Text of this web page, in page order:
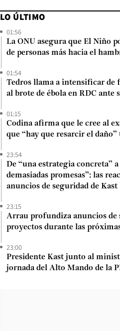
LO ÚLTIMO
01:56
La ONU asegura que El Niño
de personas más hacia el
01:54
Tedros llama a intensificar de
al brote de ébola en RDC ante
01:15
Codina afirma que le cree al
que “hay que resarcir el
23:54
De “una estrategia concreta”
demasiadas promesas”: las
anuncios de seguridad de Kast
23:15
Arrau profundiza anuncios de
proyectos durante las
23:00
Presidente Kast junto al
jornada del Alto Mando de la